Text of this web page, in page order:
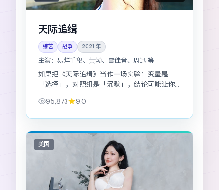
天际追缉
综艺 战争 2021 年
主演： 易烊千玺、黄渤、雷佳音、周迅 等
如果把《天际追缉》当作一场实验：变量是
「选择」，对照组是「沉默」，结论可能让你
95,873
9.0
美国